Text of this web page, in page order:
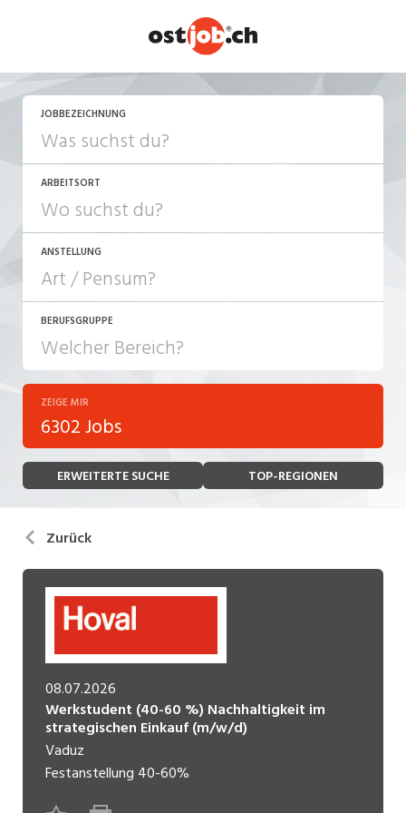
JOBBEZEICHNUNG
ARBEITSORT
ANSTELLUNG
JOB-TYP
Festanstellung
Temporär (befristet)
Freelance
Praktikum
Lehrstelle
Ferienjob
POSITION
Führungsposition
Management / Kader
BERUFSGRUPPE
Bank, Versicherung
Bau, Handwerk, Elektro
Bildung, Kunst, Design, Soziale Berufe, Sport
Einkauf, Logistik, Transport, Verkehr
Engineering, Technik, Architektur
Finanzen, Controlling, Treuhand, Recht
Gartenbau, Landwirtschaft, Forstwirtschaft
Gastronomie, Hotellerie, Tourismus,
Lebensmittel
ZEIGE MIR
6302 Jobs
ERWEITERTE SUCHE TOP-REGIONEN
Zurück
08.07.2026
Werkstudent (40-60 %) Nachhaltigkeit im
strategischen Einkauf (m/w/d)
Vaduz
Festanstellung 40-60%